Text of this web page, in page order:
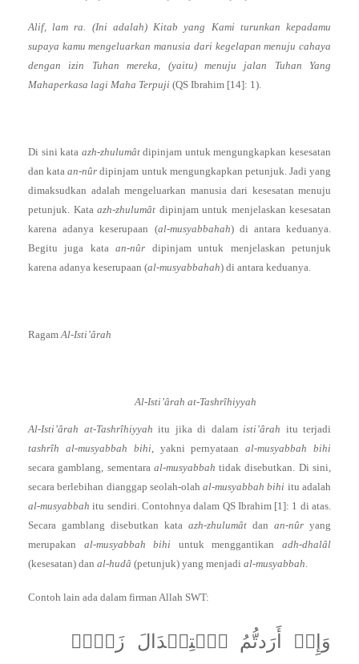
Alif, lam ra. (Ini adalah) Kitab yang Kami turunkan kepadamu
supaya kamu mengeluarkan manusia dari kegelapan menuju cahaya
dengan izin Tuhan mereka, (yaitu) menuju jalan Tuhan Yang
Mahaperkasa lagi Maha Terpuji (QS Ibrahim [14]: 1).
Di sini kata azh-zhulumâtdipinjam untuk mengungkapkan kesesatan
dan kataan-nûr dipinjam untuk mengungkapkan petunjuk. Jadi yang
dimaksudkan adalah mengeluarkan manusia dari kesesatan menuju
petunjuk. Kata azh-zhulumât dipinjam untuk menjelaskan kesesatan
karena adanya keserupaan (al-musyabbahah) di antara keduanya.
Begitu juga kataan-nûr dipinjam untuk menjelaskan petunjuk
karena adanya keserupaan (al-musyabbahah) di antara keduanya.
Ragam Al-Isti’ârah
Al-Isti’ârah at-Tashrîhiyyah
Al-Isti’ârah at-Tashrîhiyyah itu jika di dalam isti’ârah itu terjadi
tashrîh al-musyabbah bihi , yakni pernyataanal-musyabbah bihi
secara gamblang, sementara al-musyabbah tidak disebutkan. Di sini,
secara berlebihan dianggap seolah-olahal-musyabbah bihi itu adalah
al-musyabbah itu sendiri. Contohnya dalam QS Ibrahim [1]: 1 di atas.
Secara gamblang disebutkan kata azh-zhulumât dan an-nûr yang
merupakan al-musyabbah bihi untuk menggantikanadh-dhalâl
(kesesatan) dan al-hudâ (petunjuk) yang menjadi al-musyabbah
Contoh lain ada dalam firman Allah SWT:
وَإِنۡ أَرَدتُّمُ ٱسۡتِبۡدَالَ زَوۡجٖ